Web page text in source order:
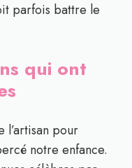
parfois battre le
qui ont
l’artisan pour
notre enfance.